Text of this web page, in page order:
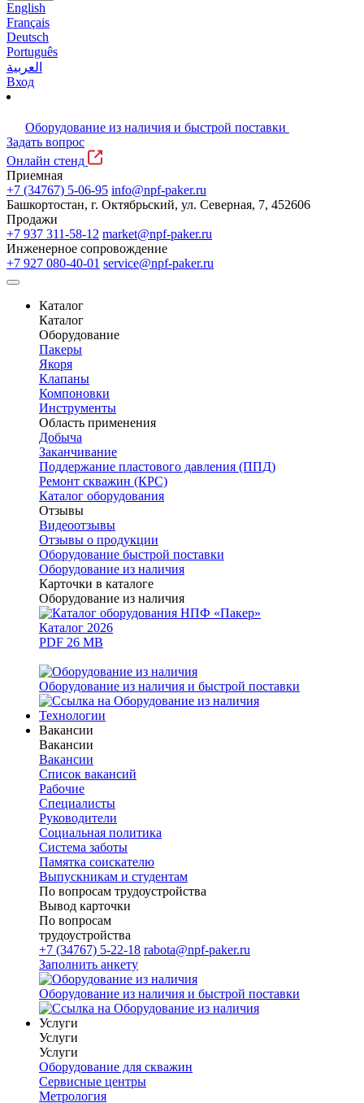
English
Français
Deutsch
Português
العربية
Вход
Оборудование из наличия и быстрой поставки
Задать вопрос
Онлайн стенд
Приемная
+7 (34767) 5-06-95 info@npf-paker.ru
Башкортостан, г. Октябрьский, ул. Северная, 7, 452606
Продажи
+7 937 311-58-12 market@npf-paker.ru
Инженерное сопровождение
+7 927 080-40-01 service@npf-paker.ru
Каталог
Каталог
Оборудование
Пакеры
Якоря
Клапаны
Компоновки
Инструменты
Область применения
Добыча
Заканчивание
Поддержание пластового давления (ППД)
Ремонт скважин (КРС)
Каталог оборудования
Отзывы
Видеоотзывы
Отзывы о продукции
Оборудование быстрой поставки
Оборудование из наличия
Карточки в каталоге
Оборудование из наличия
Каталог 2026
PDF 26 MB
Оборудование из наличия и быстрой поставки
Технологии
Вакансии
Вакансии
Вакансии
Список вакансий
Рабочие
Специалисты
Руководители
Cоциальная политика
Система заботы
Памятка соискателю
Выпускникам и студентам
По вопросам трудоустройства
Вывод карточки
По вопросам
трудоустройства
+7 (34767) 5-22-18 rabota@npf-paker.ru
Заполнить анкету
Оборудование из наличия и быстрой поставки
Услуги
Услуги
Услуги
Оборудование для скважин
Сервисные центры
Метрология